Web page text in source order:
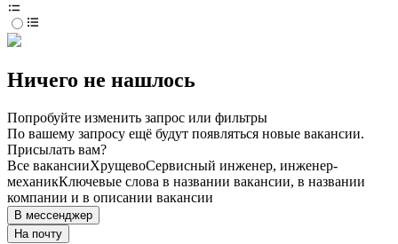
Ничего не нашлось
Попробуйте изменить запрос или фильтры
По вашему запросу ещё будут появляться новые вакансии.
Присылать вам?
Все вакансииХрущевоСервисный инженер, инженер-
механикКлючевые слова в названии вакансии, в названии
компании и в описании вакансии
В мессенджер
На почту